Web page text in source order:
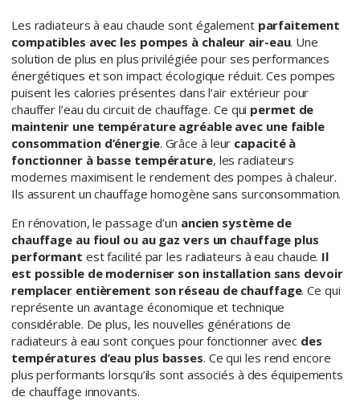
Les radiateurs à eau chaude sont également parfaitement
compatibles avec les pompes à chaleur air-eau. Une
solution de plus en plus privilégiée pour ses performances
énergétiques et son impact écologique réduit. Ces pompes
puisent les calories présentes dans l’air extérieur pour
chauffer l’eau du circuit de chauffage. Ce qui permet de
maintenir une température agréable avec une faible
consommation d’énergie. Grâce à leur capacité à
fonctionner à basse température, les radiateurs
modernes maximisent le rendement des pompes à chaleur.
Ils assurent un chauffage homogène sans surconsommation.
En rénovation, le passage d’un ancien système de
chauffage au fioul ou au gaz vers un chauffage plus
performant est facilité par les radiateurs à eau chaude. Il
est possible de moderniser son installation sans devoir
remplacer entièrement son réseau de chauffage. Ce qui
représente un avantage économique et technique
considérable. De plus, les nouvelles générations de
radiateurs à eau sont conçues pour fonctionner avec des
températures d’eau plus basses. Ce qui les rend encore
plus performants lorsqu’ils sont associés à des équipements
de chauffage innovants.